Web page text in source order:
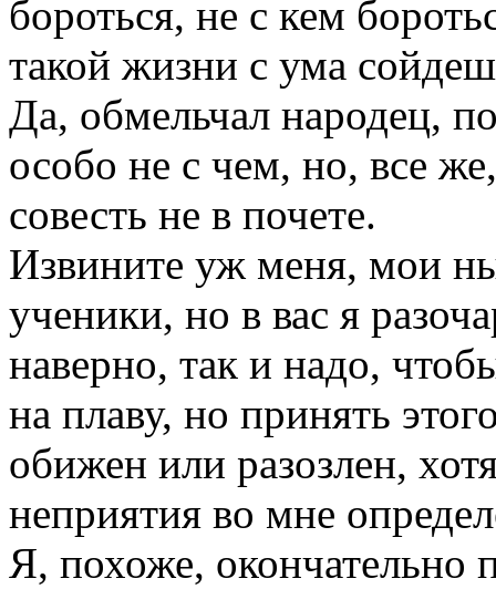
бороться, не с кем
такой жизни с ума
Да, обмельчал народец,
особо не с чем, но, все
совесть не в почете.
Извините уж меня, мои
ученики, но в вас я
наверно, так и надо,
на плаву, но принять
обижен или разозлен,
неприятия во мне
Я, похоже,